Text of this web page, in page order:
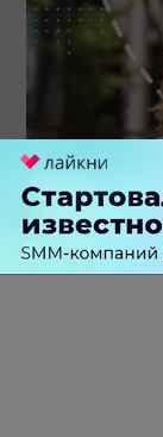
Каким
коммуникации,